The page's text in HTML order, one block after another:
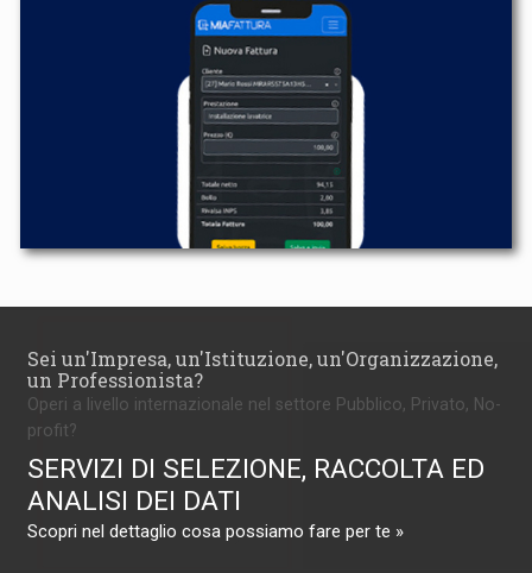
Sei un'Impresa, un'Istituzione, un'Organizzazione,
un Professionista?
Operi a livello internazionale nel settore Pubblico, Privato, No-
profit?
SERVIZI DI SELEZIONE, RACCOLTA ED
ANALISI DEI DATI
Scopri nel dettaglio cosa possiamo fare per te »